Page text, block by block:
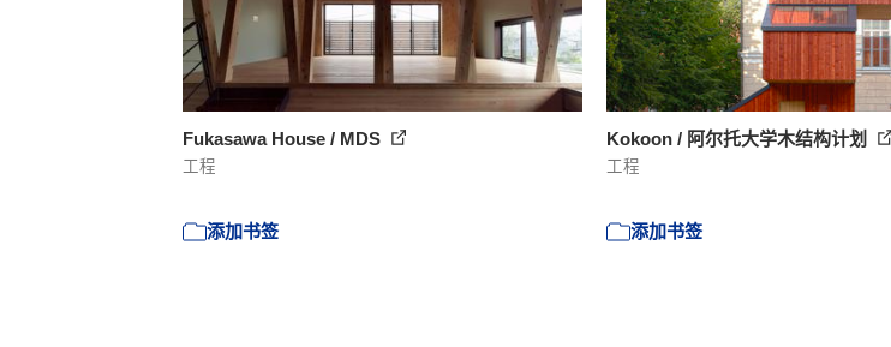
Fukasawa House / MDS
工程
添加书签
Kokoon / 阿尔托大学木结构计划
工程
添加书签